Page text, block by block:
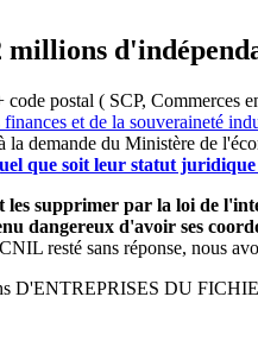
postal ( SCP,
et de la souveraineté
la demande du Ministère de
que soit leur statut
supprimer par la loi de
dangereux d'avoir ses
resté sans réponse, nous
D'ENTREPRISES DU